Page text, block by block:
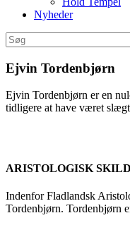
Nyheder
Ejvin Tordenbjørn
Ejvin Tordenbjørn er en
tidligere at have været
ARISTOLOGISK
Indenfor Fladlandsk
Tordenbjørn. Tordenbjørn